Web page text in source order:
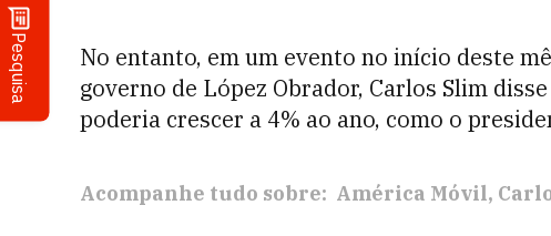
Pesquisa
No entanto, em um evento no início deste
governo de López Obrador, Carlos Slim
poderia crescer a 4% ao ano, como o
Acompanhe tudo sobre: América Móvil